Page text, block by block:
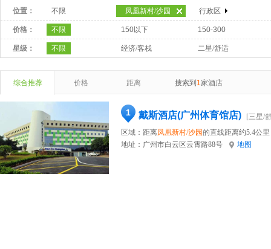
位置： 不限 凤凰新村/沙园 行政区
价格： 不限 150以下 150-300
星级： 不限 经济/客栈 二星/舒适
综合推荐 价格 距离 搜索到 1家酒店
1 戴斯酒店(广州体育馆店)
[三星/
区域：距离凤凰新村/沙园的直线距离约5.4公里
地址： 广州市白云区云霄路88号 地图